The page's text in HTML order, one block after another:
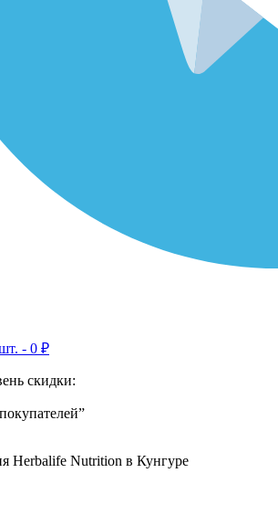
- 0 ₽
скидки:
Herbalife Nutrition в Кунгуре